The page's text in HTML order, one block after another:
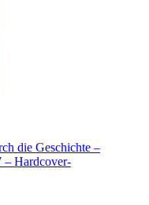
die Geschichte –
– Hardcover-